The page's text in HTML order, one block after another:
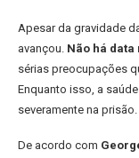
Apesar da gravidade
avançou. Não há
sérias preocupações
Enquanto isso, a
severamente na prisão.
De acordo com